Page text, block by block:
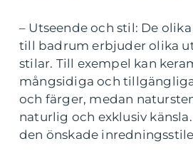
– Utseende och stil: De
till badrum erbjuder olika
stilar. Till exempel kan
mångsidiga och
och färger, medan
naturlig och exklusiv
den önskade